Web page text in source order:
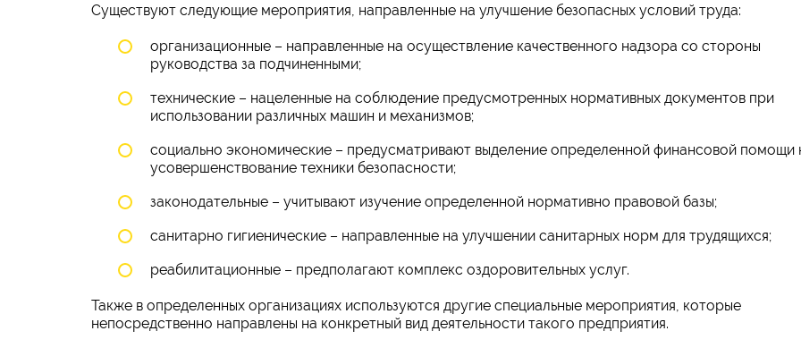
Существуют следующие мероприятия, направленные на улучшение безопасных условий труда:
организационные – направленные на осуществление качественного надзора со стороны
руководства за подчиненными;
технические – нацеленные на соблюдение предусмотренных нормативных документов при
использовании различных машин и механизмов;
социально экономические – предусматривают выделение определенной финансовой помощи
усовершенствование техники безопасности;
законодательные – учитывают изучение определенной нормативно правовой базы;
санитарно гигиенические – направленные на улучшении санитарных норм для трудящихся;
реабилитационные – предполагают комплекс оздоровительных услуг.
Также в определенных организациях используются другие специальные мероприятия, которые
непосредственно направлены на конкретный вид деятельности такого предприятия.